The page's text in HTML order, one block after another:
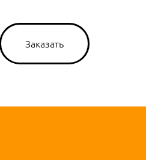
Заказать